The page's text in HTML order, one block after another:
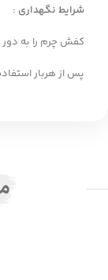
شرایط نگهداری :
کفش چرم را به دور
پس از هربار